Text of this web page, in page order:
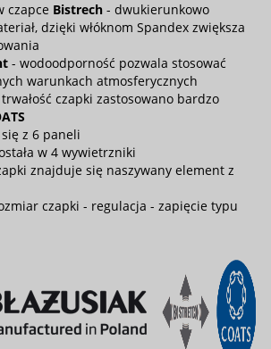
czapce Bistrech - dwukierunkowo
dzięki włóknom Spandex zwiększa
- wodoodporność pozwala stosować
warunkach atmosferycznych
czapki zastosowano bardzo
się z 6 paneli
w 4 wywietrzniki
znajduje się naszywany element z
czapki - regulacja - zapięcie typu